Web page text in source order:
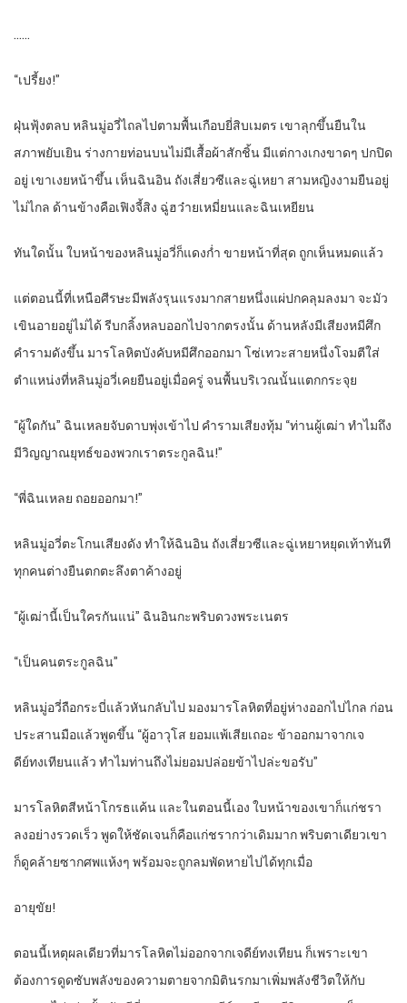
……
“เปรี้ยง!”
ฝุ่นฟุ้งตลบ หลินมู่อวี่ไถลไปตามพื้นเกือบยี่สิบเมตร เขาลุกขึ้นยืนใน
สภาพยับเยิน ร่างกายท่อนบนไม่มีเสื้อผ้าสักชิ้น มีแต่กางเกงขาดๆ ปกปิด
อยู่ เขาเงยหน้าขึ้น เห็นฉินอิน ถังเสี่ยวซีและฉู่เหยา สามหญิงงามยืนอยู่
ไม่ไกล ด้านข้างคือเฟิงจี้สิง ฉู่ฮว๋ายเหมี่ยนและฉินเหยียน
ทันใดนั้น ใบหน้าของหลินมู่อวี่ก็แดงก่ำ ขายหน้าที่สุด ถูกเห็นหมดแล้ว
แต่ตอนนี้ที่เหนือศีรษะมีพลังรุนแรงมากสายหนึ่งแผ่ปกคลุมลงมา จะมัว
เขินอายอยู่ไม่ได้ รีบกลิ้งหลบออกไปจากตรงนั้น ด้านหลังมีเสียงหมีศึก
คำรามดังขึ้น มารโลหิตบังคับหมีศึกออกมา โซ่เทวะสายหนึ่งโจมตีใส่
ตำแหน่งที่หลินมู่อวี่เคยยืนอยู่เมื่อครู่ จนพื้นบริเวณนั้นแตกกระจุย
“ผู้ใดกัน” ฉินเหลยจับดาบพุ่งเข้าไป คำรามเสียงทุ้ม “ท่านผู้เฒ่า ทำไมถึง
มีวิญญาณยุทธ์ของพวกเราตระกูลฉิน!”
“พี่ฉินเหลย ถอยออกมา!”
หลินมู่อวี่ตะโกนเสียงดัง ทำให้ฉินอิน ถังเสี่ยวซีและฉู่เหยาหยุดเท้าทันที
ทุกคนต่างยืนตกตะลึงตาค้างอยู่
“ผู้เฒ่านี้เป็นใครกันแน่” ฉินอินกะพริบดวงพระเนตร
“เป็นคนตระกูลฉิน”
หลินมู่อวี่ถือกระบี่แล้วหันกลับไป มองมารโลหิตที่อยู่ห่างออกไปไกล ก่อน
ประสานมือแล้วพูดขึ้น “ผู้อาวุโส ยอมแพ้เสียเถอะ ข้าออกมาจากเจ
ดีย์ทงเทียนแล้ว ทำไมท่านถึงไม่ยอมปล่อยข้าไปล่ะขอรับ”
มารโลหิตสีหน้าโกรธแค้น และในตอนนี้เอง ใบหน้าของเขาก็แก่ชรา
ลงอย่างรวดเร็ว พูดให้ชัดเจนก็คือแก่ชรากว่าเดิมมาก พริบตาเดียวเขา
ก็ดูคล้ายซากศพแห้งๆ พร้อมจะถูกลมพัดหายไปได้ทุกเมื่อ
อายุขัย!
ตอนนี้เหตุผลเดียวที่มารโลหิตไม่ออกจากเจดีย์ทงเทียน ก็เพราะเขา
ต้องการดูดซับพลังของความตายจากมิตินรกมาเพิ่มพลังชีวิตให้กับ